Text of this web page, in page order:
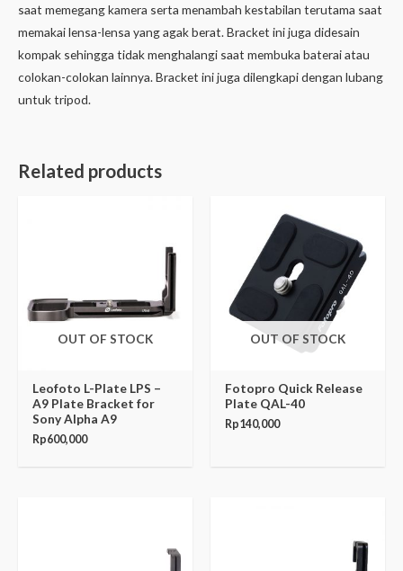
saat memegang kamera serta menambah kestabilan terutama saat
memakai lensa-lensa yang agak berat. Bracket ini juga didesain
kompak sehingga tidak menghalangi saat membuka baterai atau
colokan-colokan lainnya. Bracket ini juga dilengkapi dengan lubang
untuk tripod.
Related products
OUT OF STOCK
Leofoto L-Plate LPS –
A9 Plate Bracket for
Sony Alpha A9
Rp600,000
OUT OF STOCK
Fotopro Quick Release
Plate QAL-40
Rp140,000